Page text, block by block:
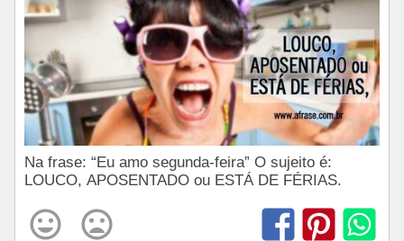
Na frase: “Eu amo segunda-feira” O sujeito é:
LOUCO, APOSENTADO ou ESTÁ DE FÉRIAS.